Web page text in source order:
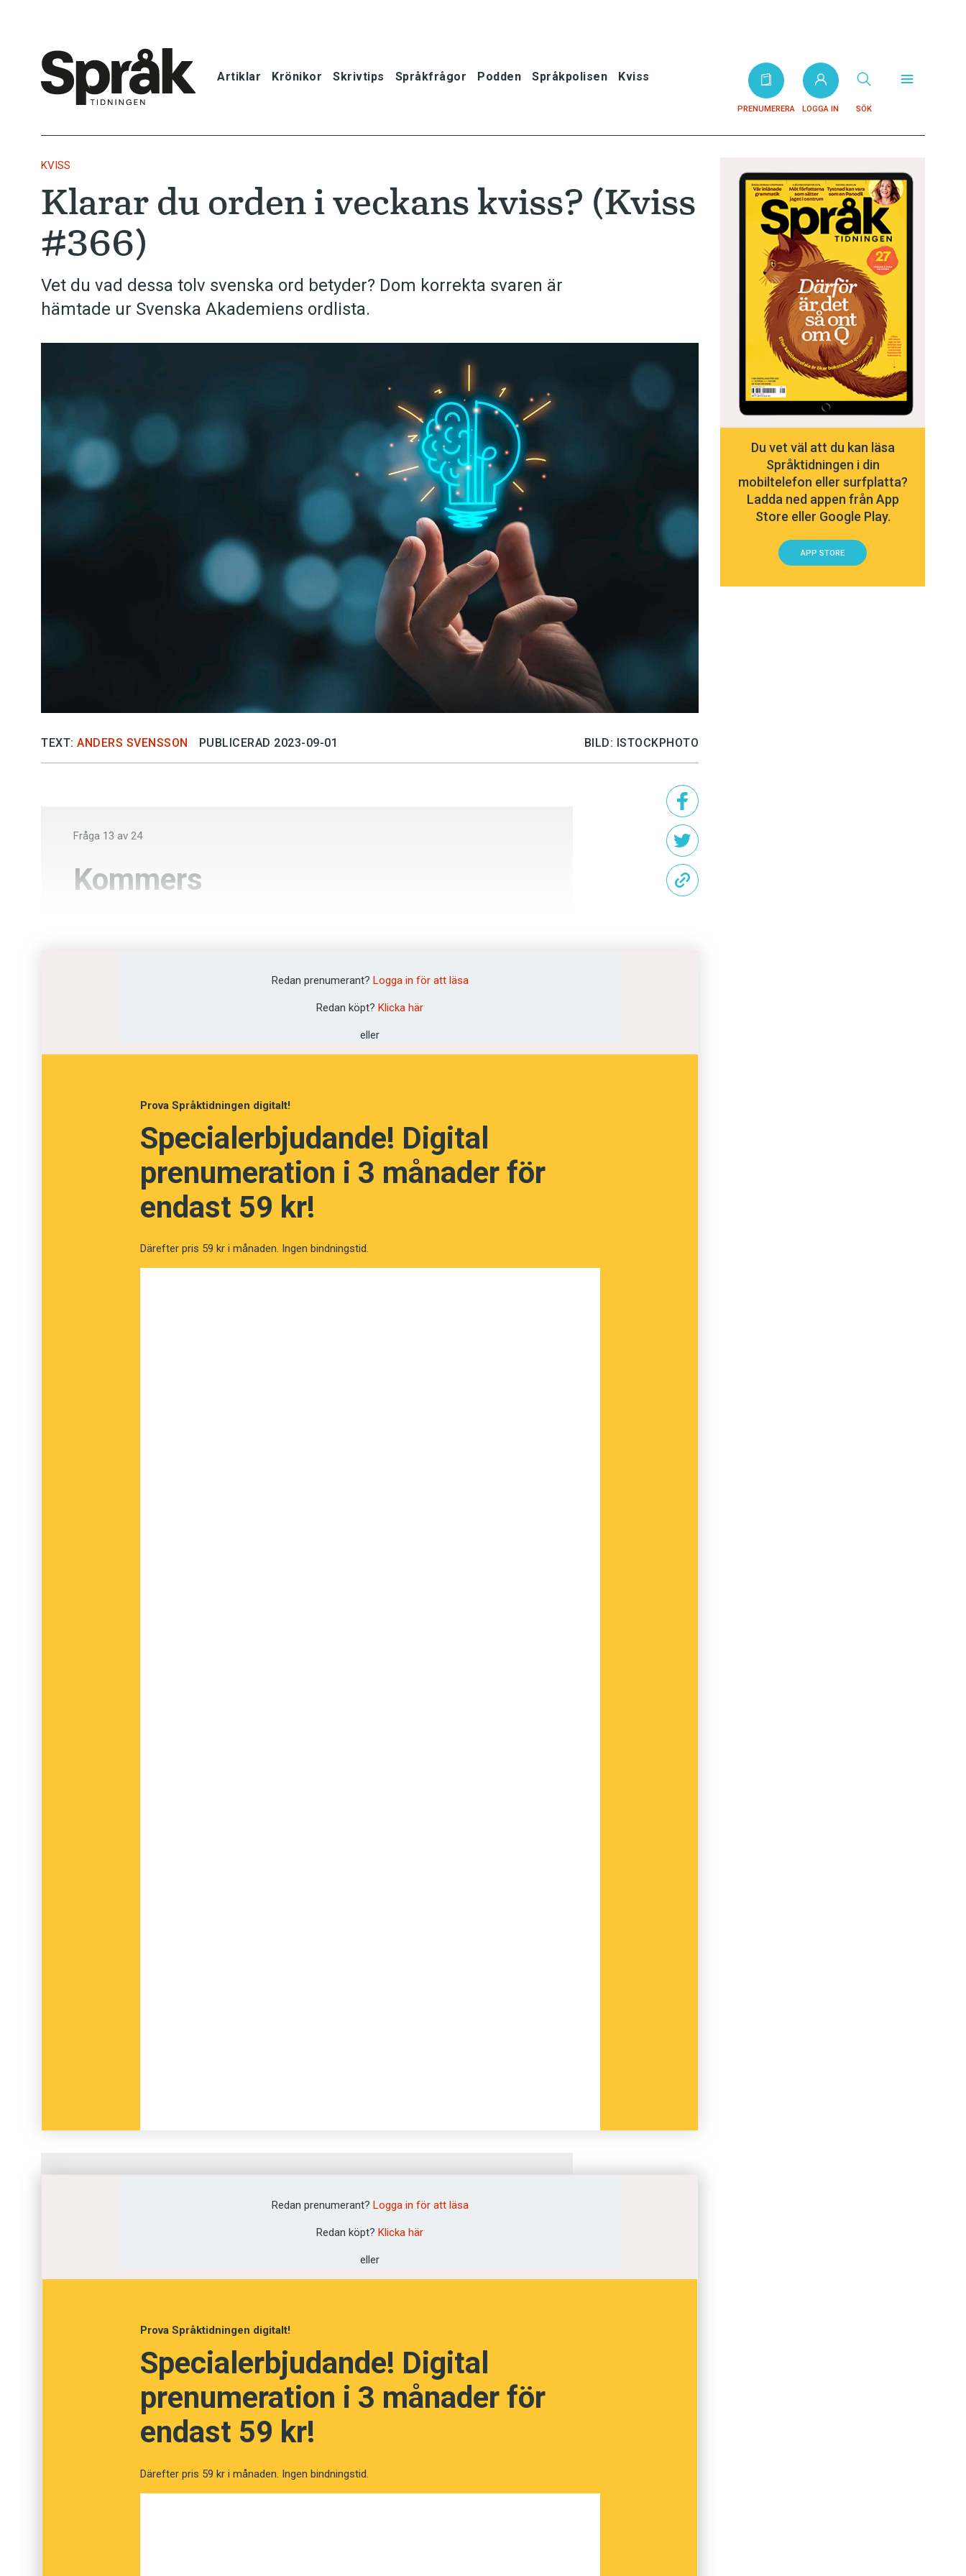
Artiklar Krönikor Skrivtips Språkfrågor Podden Språkpolisen Kviss
PRENUMERERA LOGGA IN SÖK
Krönikor
Skrivtips
Bokrecensioner
Anmäl till språkpolisen
Föreslå nyord
Prenumerera
Läs Språktidningen digitalt
KVISS
Klarar du orden i veckans kviss? (Kviss
#366)
Vet du vad dessa tolv svenska ord betyder? Dom korrekta svaren är
hämtade ur Svenska Akademiens ordlista.
TEXT: ANDERS SVENSSON PUBLICERAD 2023-09-01 BILD: ISTOCKPHOTO
Fråga 13 av 24
Kommers
Redan prenumerant? Logga in för att läsa
Redan köpt? Klicka här
eller
Prova Språktidningen digitalt!
Specialerbjudande! Digital
prenumeration i 3 månader för
endast 59 kr!
Därefter pris 59 kr i månaden. Ingen bindningstid.
Vinstmarginal
Marknadsföring
Redan prenumerant? Logga in för att läsa
Redan köpt? Klicka här
eller
Prova Språktidningen digitalt!
Specialerbjudande! Digital
prenumeration i 3 månader för
endast 59 kr!
Därefter pris 59 kr i månaden. Ingen bindningstid.
Du vet väl att du kan läsa
Språktidningen i din
mobiltelefon eller surfplatta?
Ladda ned appen från App
Store eller Google Play.
APP STORE